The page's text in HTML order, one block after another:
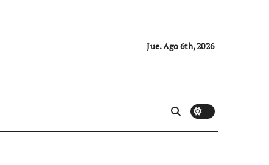
Jue. Ago 6th, 2026